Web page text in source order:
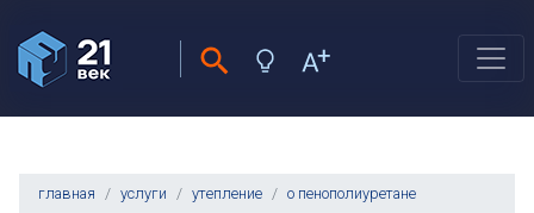
главная услуги утепление о пенополиуретане